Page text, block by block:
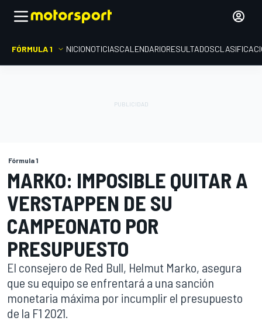
FÓRMULA 1 INICIONOTICIASCALENDARIORESULTADOS
Fórmula 1
MARKO: IMPOSIBLE QUITAR A
VERSTAPPEN DE SU
CAMPEONATO POR
PRESUPUESTO
El consejero de Red Bull, Helmut Marko, asegura
que su equipo se enfrentará a una sanción
monetaria máxima por incumplir el presupuesto
de la F1 2021.